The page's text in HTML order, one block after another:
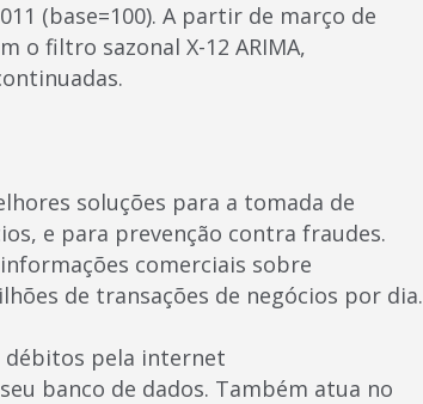
(base=100). A partir de março de
o filtro sazonal X-12 ARIMA,
soluções para a tomada de
e para prevenção contra fraudes.
comerciais sobre
de transações de negócios por dia.
débitos pela internet
banco de dados. Também atua no